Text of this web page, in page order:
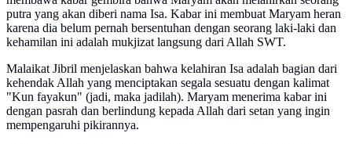
putra yang akan diberi nama Isa. Kabar ini membuat Maryam heran
karena dia belum pernah bersentuhan dengan seorang laki-laki dan
kehamilan ini adalah mukjizat langsung dari Allah SWT.
Malaikat Jibril menjelaskan bahwa kelahiran Isa adalah bagian dari
kehendak Allah yang menciptakan segala sesuatu dengan kalimat
"Kun fayakun" (jadi, maka jadilah). Maryam menerima kabar ini
dengan pasrah dan berlindung kepada Allah dari setan yang ingin
mempengaruhi pikirannya.